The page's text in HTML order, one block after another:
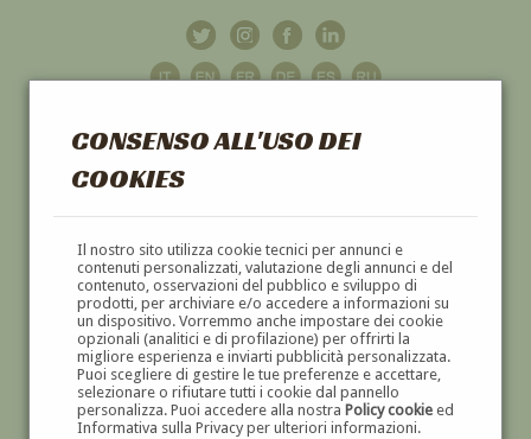
CONSENSO ALL'USO DEI
COOKIES
Il nostro sito utilizza cookie tecnici per annunci e
contenuti personalizzati, valutazione degli annunci e del
contenuto, osservazioni del pubblico e sviluppo di
prodotti, per archiviare e/o accedere a informazioni su
un dispositivo. Vorremmo anche impostare dei cookie
opzionali (analitici e di profilazione) per offrirti la
migliore esperienza e inviarti pubblicità personalizzata.
Puoi scegliere di gestire le tue preferenze e accettare,
selezionare o rifiutare tutti i cookie dal pannello
personalizza. Puoi accedere alla nostra Policy cookieed
Informativa sulla Privacy per ulteriori informazioni.
GALLERIAD'ARTE
DIPINTI E SCULTURE '800 E '900